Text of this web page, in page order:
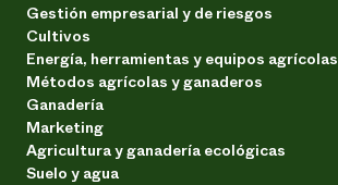
Gestión empresarial y de riesgos
Cultivos
Energía, herramientas y equipos agrícolas
Métodos agrícolas y ganaderos
Ganadería
Marketing
Agricultura y ganadería ecológicas
Suelo y agua